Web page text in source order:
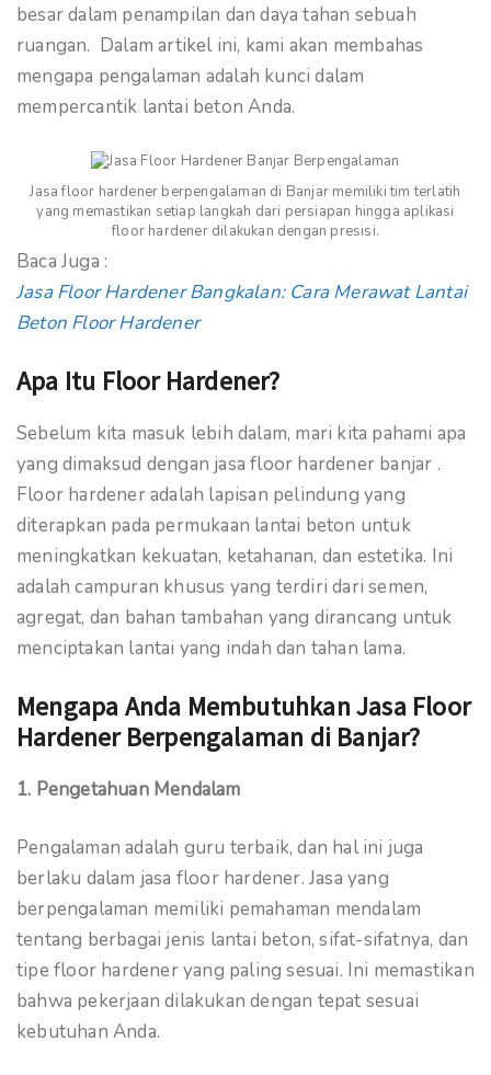
besar dalam penampilan dan daya tahan sebuah
ruangan. Dalam artikel ini, kami akan membahas
mengapa pengalaman adalah kunci dalam
mempercantik lantai beton Anda.
Jasa floor hardener berpengalaman di Banjar memiliki tim terlatih
yang memastikan setiap langkah dari persiapan hingga aplikasi
floor hardener dilakukan dengan presisi.
Baca Juga :
Jasa Floor Hardener Bangkalan: Cara Merawat Lantai
Beton Floor Hardener
Apa Itu Floor Hardener?
Sebelum kita masuk lebih dalam, mari kita pahami apa
yang dimaksud dengan jasa floor hardener banjar .
Floor hardener adalah lapisan pelindung yang
diterapkan pada permukaan lantai beton untuk
meningkatkan kekuatan, ketahanan, dan estetika. Ini
adalah campuran khusus yang terdiri dari semen,
agregat, dan bahan tambahan yang dirancang untuk
menciptakan lantai yang indah dan tahan lama.
Mengapa Anda Membutuhkan Jasa Floor
Hardener Berpengalaman di Banjar?
1. Pengetahuan Mendalam
Pengalaman adalah guru terbaik, dan hal ini juga
berlaku dalam jasa floor hardener. Jasa yang
berpengalaman memiliki pemahaman mendalam
tentang berbagai jenis lantai beton, sifat-sifatnya, dan
tipe floor hardener yang paling sesuai. Ini memastikan
bahwa pekerjaan dilakukan dengan tepat sesuai
kebutuhan Anda.